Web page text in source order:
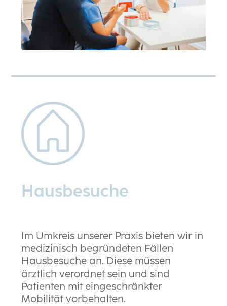
Hausbesuche
Im Umkreis unserer Praxis bieten wir in
medizinisch begründeten Fällen
Hausbesuche an. Diese müssen
ärztlich verordnet sein und sind
Patienten mit eingeschränkter
Mobilität vorbehalten.